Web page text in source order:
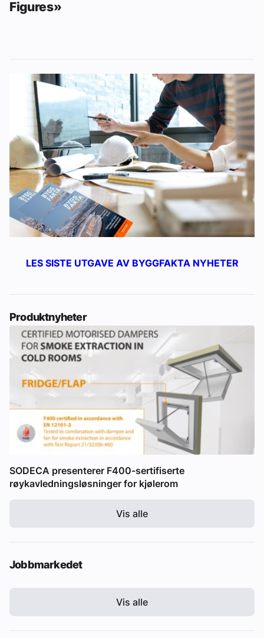
Figures»
LES SISTE UTGAVE AV BYGGFAKTA NYHETER
Produktnyheter
SODECA presenterer F400-sertifiserte
røykavledningsløsninger for kjølerom
Vis alle
Jobbmarkedet
Vis alle